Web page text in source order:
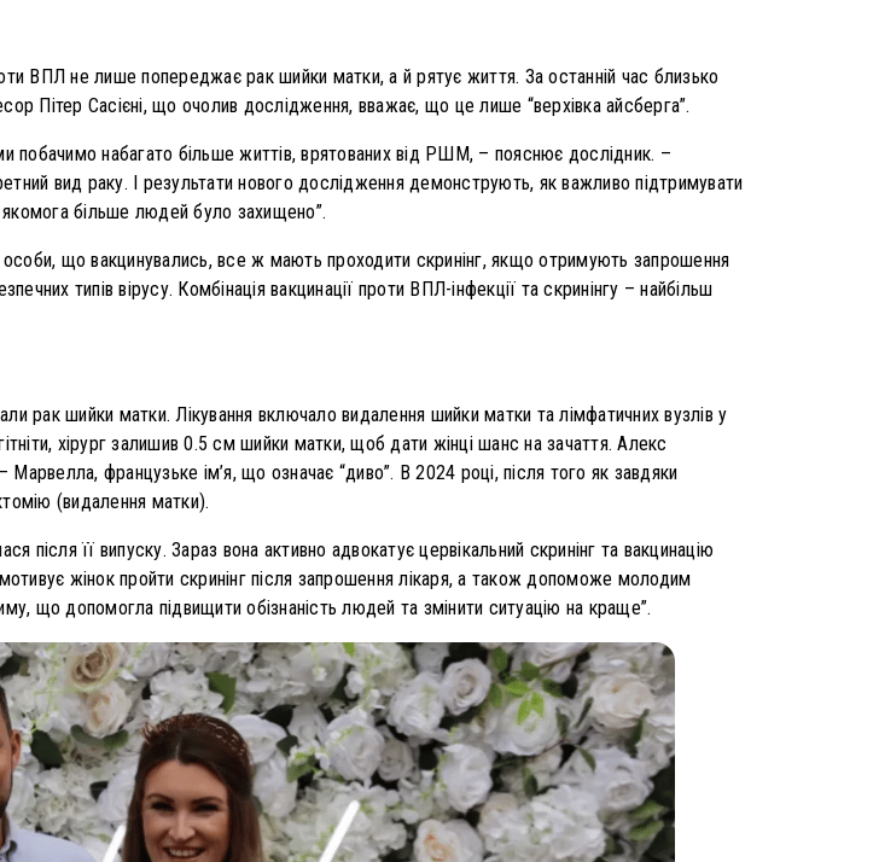
ВПЛ не лише попереджає рак шийки матки, а й рятує життя. За останній час близько
Пітер Сасієні, що очолив дослідження, вважає, що це лише “верхівка айсберга”.
побачимо набагато більше життів, врятованих від РШМ, – пояснює дослідник. –
вид раку. І результати нового дослідження демонструють, як важливо підтримувати
якомога більше людей було захищено”.
особи, що вакцинувались, все ж мають проходити скринінг, якщо отримують запрошення
типів вірусу. Комбінація вакцинації проти ВПЛ-інфекції та скринінгу – найбільш
рак шийки матки. Лікування включало видалення шийки матки та лімфатичних вузлів у
хірург залишив 0.5 см шийки матки, щоб дати жінці шанс на зачаття. Алекс
французьке ім’я, що означає “диво”. В 2024 році, після того як завдяки
(видалення матки).
після її випуску. Зараз вона активно адвокатує цервікальний скринінг та вакцинацію
жінок пройти скринінг після запрошення лікаря, а також допоможе молодим
що допомогла підвищити обізнаність людей та змінити ситуацію на краще”.